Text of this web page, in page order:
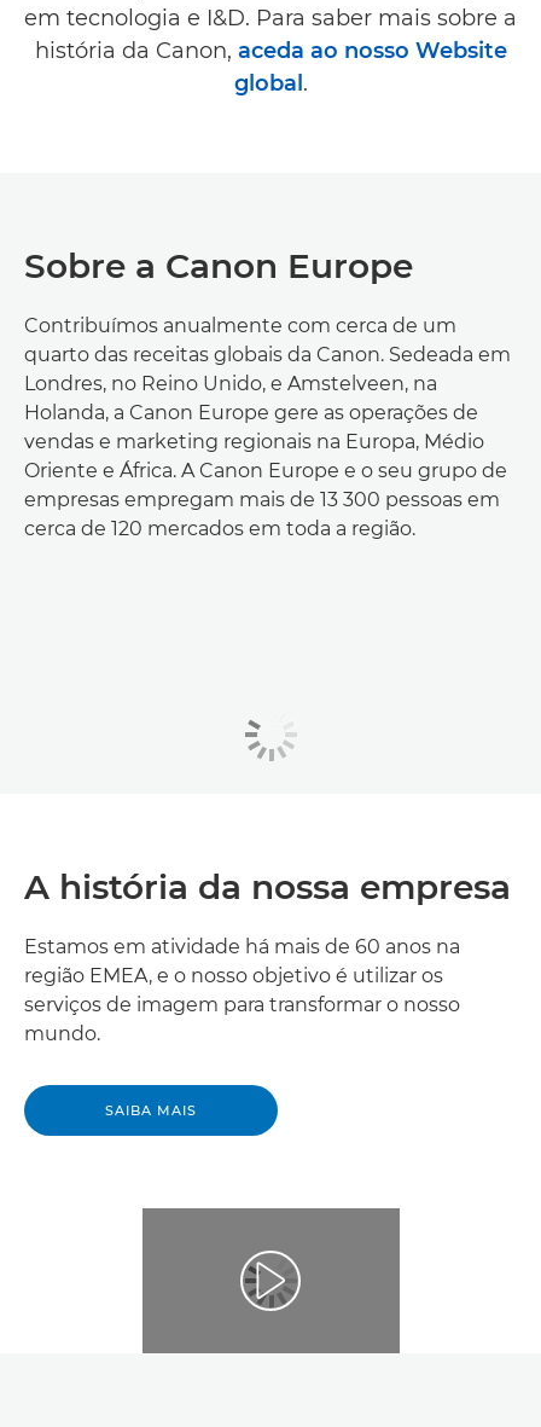
em tecnologia e I&D. Para saber mais sobre a
história da Canon, aceda ao nosso Website
global .
Sobre a Canon Europe
Contribuímos anualmente com cerca de um
quarto das receitas globais da Canon. Sedeada em
Londres, no Reino Unido, e Amstelveen, na
Holanda, a Canon Europe gere as operações de
vendas e marketing regionais na Europa, Médio
Oriente e África. A Canon Europe e o seu grupo de
empresas empregam mais de 13 300 pessoas em
cerca de 120 mercados em toda a região.
A história da nossa empresa
Estamos em atividade há mais de 60 anos na
região EMEA, e o nosso objetivo é utilizar os
serviços de imagem para transformar o nosso
mundo.
SAIBA MAIS